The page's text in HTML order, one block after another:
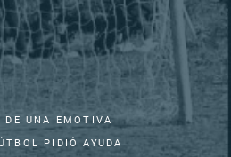
DE UNA EMOTIVA
PIDIÓ AYUDA